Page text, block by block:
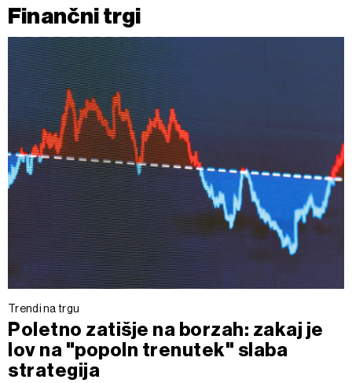
Finančni trgi
Trendi na trgu
Poletno zatišje na borzah: zakaj je
lov na "popoln trenutek" slaba
strategija